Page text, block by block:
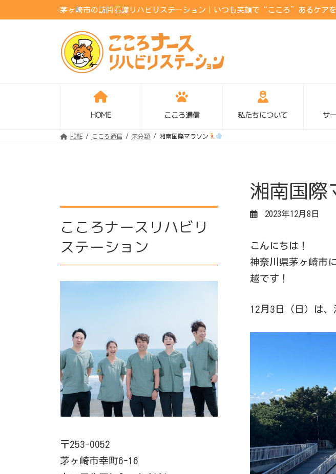
茅ヶ崎市の訪問看護リハビリステーション｜いつも笑顔で“こころ”あるケアを
HOME こころ通信 私たちについて サ
HOME こころ通信 未分類 湘南国際マラソン
湘南国際
2023年12月8日
こんにちは！
神奈川県茅ヶ崎市
越です！
12月3日（日）は
こころナースリハビリ
ステーション
〒253-0052
茅ヶ崎市幸町6-16